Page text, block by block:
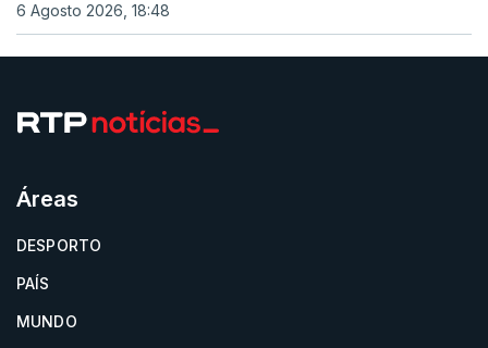
6 Agosto 2026, 18:48
Áreas
DESPORTO
PAÍS
MUNDO